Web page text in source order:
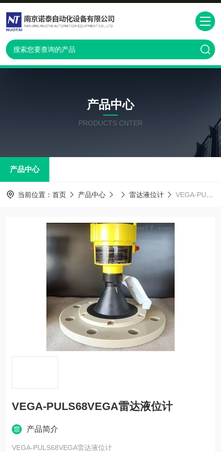
产品中心
PRODUCTS CNTER
产品中心
当前位置： 首页 产品中心 雷达液位计 VEGA-PULS68VEGA雷达液位计
VEGA-PULS68VEGA雷达液位计
产品简介
VEGA-PULS68VEGA雷达液位计